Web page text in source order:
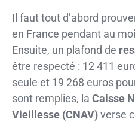
Il faut tout d’abord
en France pendant au
Ensuite, un plafond de
être respecté : 12 411
seule et 19 268 euros
sont remplies, la Caisse
Vieillesse (CNAV)verse